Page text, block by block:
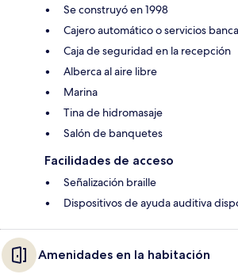
Se construyó en 1998
Cajero automático o servicios
Caja de seguridad en la recepción
Alberca al aire libre
Marina
Tina de hidromasaje
Salón de banquetes
Facilidades de acceso
Señalización braille
Dispositivos de ayuda auditiva
Amenidades en la habitación